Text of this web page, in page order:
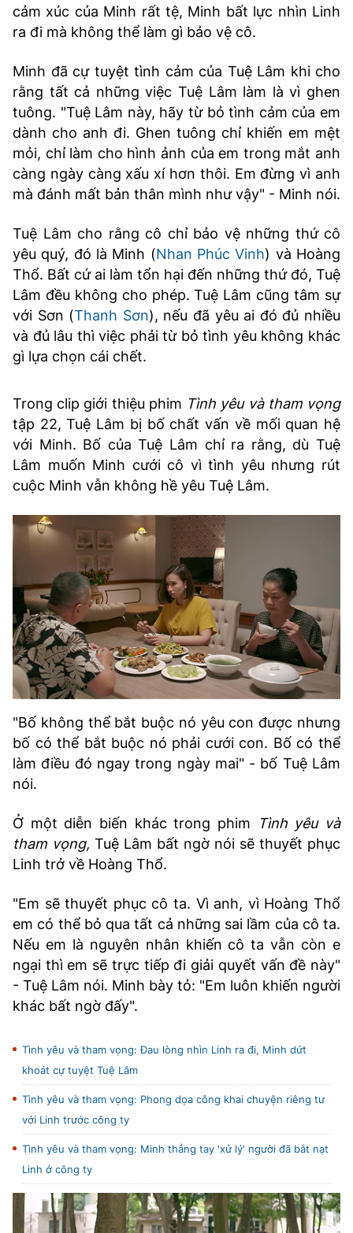
cảm xúc của Minh rất tệ, Minh bất lực nhìn Linh
ra đi mà không thể làm gì bảo vệ cô.
Minh đã cự tuyệt tình cảm của Tuệ Lâm khi cho
rằng tất cả những việc Tuệ Lâm làm là vì ghen
tuông. "Tuệ Lâm này, hãy từ bỏ tình cảm của em
dành cho anh đi. Ghen tuông chỉ khiến em mệt
mỏi, chỉ làm cho hình ảnh của em trong mắt anh
càng ngày càng xấu xí hơn thôi. Em đừng vì anh
mà đánh mất bản thân mình như vậy" - Minh nói.
Tuệ Lâm cho rằng cô chỉ bảo vệ những thứ cô
yêu quý, đó là Minh (Nhan Phúc Vinh) và Hoàng
Thổ. Bất cứ ai làm tổn hại đến những thứ đó, Tuệ
Lâm đều không cho phép. Tuệ Lâm cũng tâm sự
với Sơn (Thanh Sơn), nếu đã yêu ai đó đủ nhiều
và đủ lâu thì việc phải từ bỏ tình yêu không khác
gì lựa chọn cái chết.
Trong clip giới thiệu phim Tình yêu và tham vọng
tập 22, Tuệ Lâm bị bố chất vấn về mối quan hệ
với Minh. Bố của Tuệ Lâm chỉ ra rằng, dù Tuệ
Lâm muốn Minh cưới cô vì tình yêu nhưng rút
cuộc Minh vẫn không hề yêu Tuệ Lâm.
"Bố không thể bắt buộc nó yêu con được nhưng
bố có thể bắt buộc nó phải cưới con. Bố có thể
làm điều đó ngay trong ngày mai" - bố Tuệ Lâm
nói.
Ở một diễn biến khác trong phim
Tình yêu và
tham vọng, Tuệ Lâm bất ngờ nói sẽ thuyết phục
Linh trở về Hoàng Thổ.
"Em sẽ thuyết phục cô ta. Vì anh, vì Hoàng Thổ
em có thể bỏ qua tất cả những sai lầm của cô ta.
Nếu em là nguyên nhân khiến cô ta vẫn còn e
ngại thì em sẽ trực tiếp đi giải quyết vấn đề này"
- Tuệ Lâm nói. Minh bày tỏ: "Em luôn khiến người
khác bất ngờ đấy".
Tình yêu và tham vọng: Đau lòng nhìn Linh ra đi, Minh dứt
khoát cự tuyệt Tuệ Lâm
Tình yêu và tham vọng: Phong dọa công khai chuyện riêng tư
với Linh trước công ty
Tình yêu và tham vọng: Minh thẳng tay 'xử lý' người đã bắt nạt
Linh ở công ty